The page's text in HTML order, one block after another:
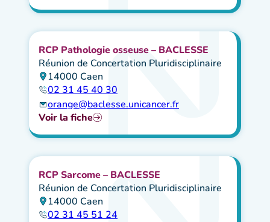
RCP Pathologie osseuse – BACLESSE
Réunion de Concertation Pluridisciplinaire
14000 Caen
02 31 45 40 30
orange@baclesse.unicancer.fr
Voir la fiche
RCP Sarcome – BACLESSE
Réunion de Concertation Pluridisciplinaire
14000 Caen
02 31 45 51 24